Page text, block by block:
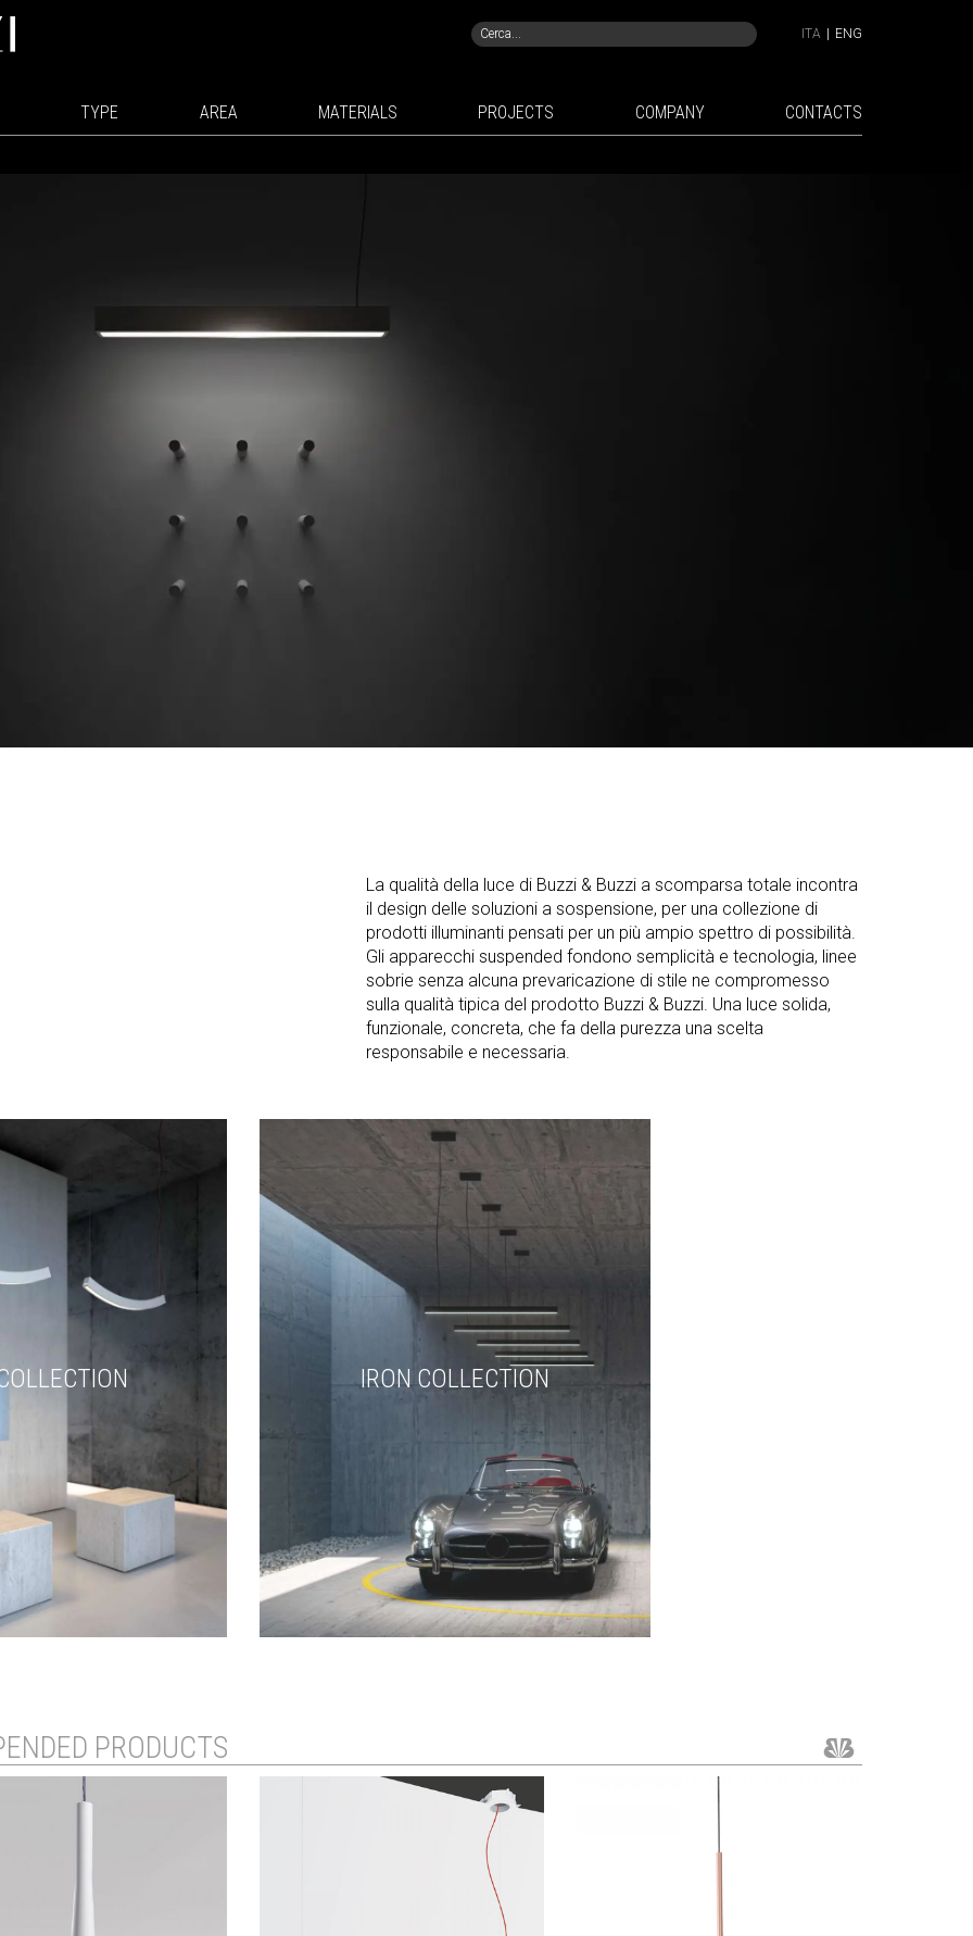
ITA ENG
TYPE AREA MATERIALS PROJECTS COMPANY CONTACTS
La qualità della luce di Buzzi & Buzzi a scomparsa totale incontra
il design delle soluzioni a sospensione, per una collezione di
prodotti illuminanti pensati per un più ampio spettro di possibilità.
Gli apparecchi suspended fondono semplicità e tecnologia, linee
sobrie senza alcuna prevaricazione di stile ne compromesso
sulla qualità tipica del prodotto Buzzi & Buzzi. Una luce solida,
funzionale, concreta, che fa della purezza una scelta
responsabile e necessaria.
IRON COLLECTION
PRODUCTS